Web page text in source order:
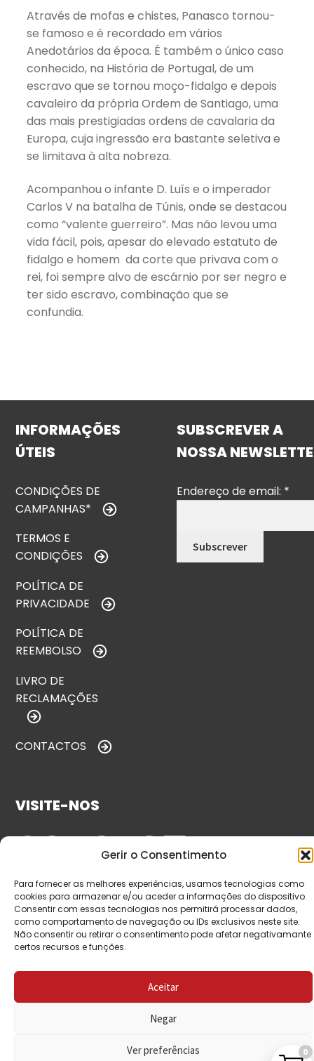
Gerir o Consentimento
Para fornecer as melhores experiências, usamos tecnologias como
cookies para armazenar e/ou aceder a informações do dispositivo.
Consentir com essas tecnologias nos permitirá processar dados,
como comportamento de navegação ou IDs exclusivos neste site.
Não consentir ou retirar o consentimento pode afetar negativamante
certos recursos e funções.
Aceitar
Negar
Ver preferências
Através de mofas e chistes, Panasco tornou-
se famoso e é recordado em vários
Anedotários da época. É também o único caso
conhecido, na História de Portugal, de um
escravo que se tornou moço-fidalgo e depois
cavaleiro da própria Ordem de Santiago, uma
das mais prestigiadas ordens de cavalaria da
Europa, cuja ingressão era bastante seletiva e
se limitava à alta nobreza.
Acompanhou o infante D. Luís e o imperador
Carlos V na batalha de Túnis, onde se destacou
como “valente guerreiro”. Mas não levou uma
vida fácil, pois, apesar do elevado estatuto de
fidalgo e homem da corte que privava com o
rei, foi sempre alvo de escárnio por ser negro e
ter sido escravo, combinação que se
confundia.
INFORMAÇÕES
ÚTEIS
CONDIÇÕES DE
CAMPANHAS*
TERMOS E
CONDIÇÕES
POLÍTICA DE
PRIVACIDADE
POLÍTICA DE
REEMBOLSO
LIVRO DE
RECLAMAÇÕES
CONTACTOS
SUBSCREVER A
NOSSA
Endereço de email: *
VISITE-NOS
© Copyright 2026 Saída de Emergência. Todos os
0